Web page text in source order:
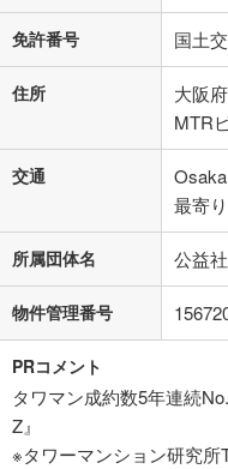
免許番号 国土
住所
大阪
MTR
交通
最寄
所属団体名 公益
物件管理番号
PRコメント
タワマン成約数5年連続
Z』
※タワーマンション研究